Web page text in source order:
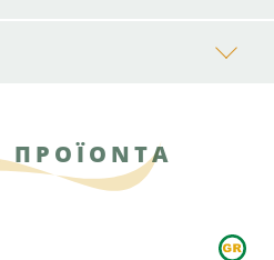
ΠΡΟΪΟΝΤΑ